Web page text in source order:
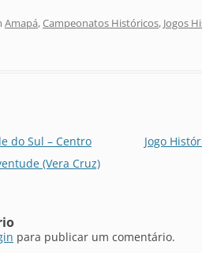
Amapá,Campeonatos Históricos, Jogos
do Sul – Centro
(Vera Cruz)
Jogo
para publicar um comentário.